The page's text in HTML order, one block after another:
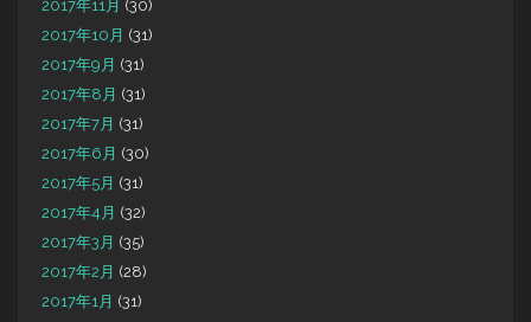
2017年11月 (30)
2017年10月 (31)
2017年9月 (31)
2017年8月 (31)
2017年7月 (31)
2017年6月 (30)
2017年5月 (31)
2017年4月 (32)
2017年3月 (35)
2017年2月 (28)
2017年1月 (31)